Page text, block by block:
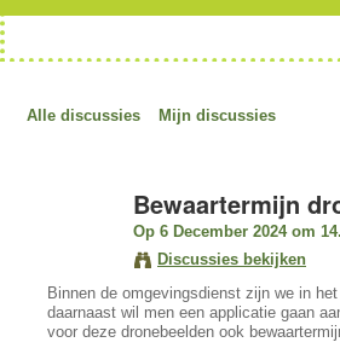
Alle discussies Mijn discussies
Bewaartermijn
Op 6 December 2024 om
Discussies bekijken
Binnen de omgevingsdienst zijn we in
daarnaast wil men een applicatie gaan
voor deze dronebeelden ook